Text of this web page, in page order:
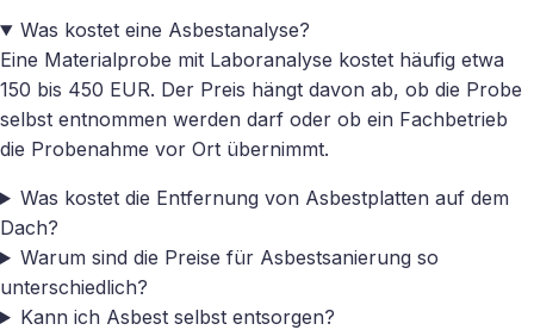
Was kostet eine Asbestanalyse?
Eine Materialprobe mit Laboranalyse kostet häufig etwa
150 bis 450 EUR. Der Preis hängt davon ab, ob die Probe
selbst entnommen werden darf oder ob ein Fachbetrieb
die Probenahme vor Ort übernimmt.
Was kostet die Entfernung von Asbestplatten auf dem
Dach?
Warum sind die Preise für Asbestsanierung so
unterschiedlich?
Kann ich Asbest selbst entsorgen?